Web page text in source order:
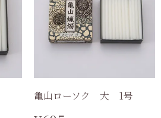
亀山ローソク 大 1号